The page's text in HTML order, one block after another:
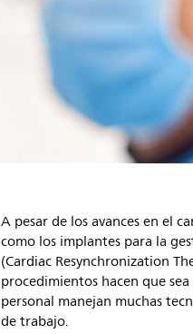
A pesar de los avances en el
como los implantes para la
(Cardiac Resynchronization
procedimientos hacen que
personal manejan muchas
de trabajo.